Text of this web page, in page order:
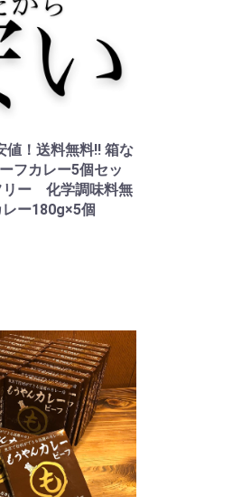
値！送料無料!! 箱な
フカレー5個セッ
リー 化学調味料無
ー180g×5個